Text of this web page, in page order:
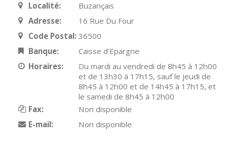
Localité:
Buzançais
Adresse:
16 Rue Du Four
Code Postal: 36500
Banque:
Caisse d'Epargne
Horaires:
Du mardi au vendredi de 8h45 à 12h00
et de 13h30 à 17h15, sauf le jeudi de
8h45 à 12h00 et de 14h45 à 17h15, et
le samedi de 8h45 à 12h00
Fax:
Non disponible
E-mail:
Non disponible